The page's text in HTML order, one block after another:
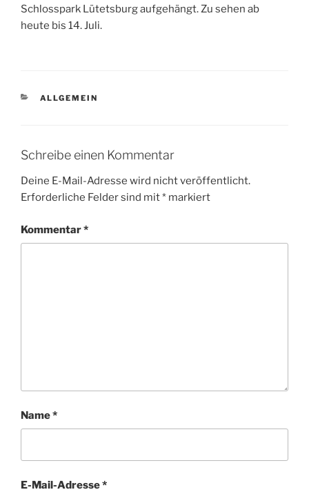
Schlosspark Lütetsburg aufgehängt. Zu sehen ab
heute bis 14. Juli.
KATEGORIEN
ALLGEMEIN
Schreibe einen Kommentar
Deine E-Mail-Adresse wird nicht veröffentlicht.
Erforderliche Felder sind mit* markiert
Kommentar*
Name*
E-Mail-Adresse*